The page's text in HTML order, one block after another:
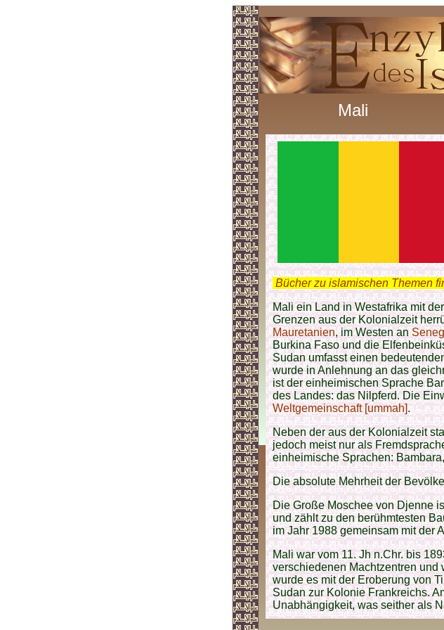
Mali
Bücher zu islamischen Themen
Mali ein Land in Westafrika mit
Grenzen aus der Kolonialzeit
Mauretanien, im Westen an
Burkina Faso und die
Sudan umfasst einen
wurde in Anlehnung an das
ist der einheimischen Sprache
des Landes: das Nilpferd. Die
Weltgemeinschaft [ummah].
Neben der aus der Kolonialzeit
jedoch meist nur als
einheimische Sprachen:
Die absolute Mehrheit der
Die Große Moschee von Djenne
und zählt zu den berühmtesten
im Jahr 1988 gemeinsam mit der
Mali war vom 11. Jh n.Chr. bis
verschiedenen Machtzentren
wurde es mit der Eroberung von
Sudan zur Kolonie Frankreichs.
Unabhängigkeit, was seither als